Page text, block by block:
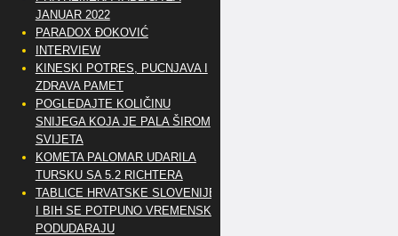
JANUAR 2022
PARADOX ĐOKOVIĆ
INTERVIEW
KINESKI POTRES, PUCNJAVA I
ZDRAVA PAMET
POGLEDAJTE KOLIČINU
SNIJEGA KOJA JE PALA ŠIROM
SVIJETA
KOMETA PALOMAR UDARILA
TURSKU SA 5.2 RICHTERA
TABLICE HRVATSKE SLOVENIJE
I BIH SE POTPUNO VREMENSKI
PODUDARAJU